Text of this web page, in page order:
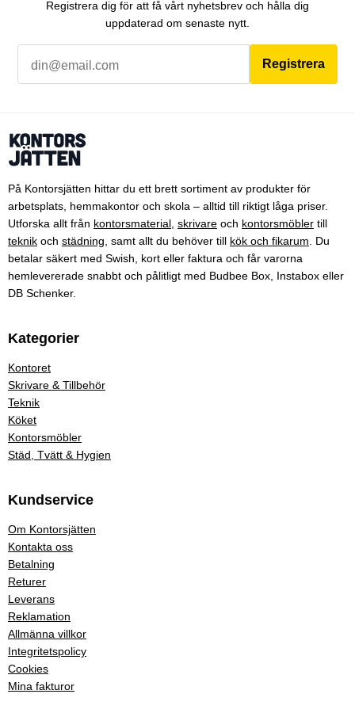
Registrera dig för att få vårt nyhetsbrev och hålla dig
uppdaterad om senaste nytt.
Registrera
På Kontorsjätten hittar du ett brett sortiment av produkter för
arbetsplats, hemmakontor och skola – alltid till riktigt låga priser.
Utforska allt från kontorsmaterial skrivare och kontorsmöbler till
teknik och städning , samt allt du behöver till kök och fikarum . Du
betalar säkert med Swish, kort eller faktura och får varorna
hemlevererade snabbt och pålitligt med Budbee Box, Instabox eller
DB Schenker.
Kategorier
Kontoret
Skrivare & Tillbehör
Teknik
Köket
Kontorsmöbler
Städ, Tvätt & Hygien
Kundservice
Om Kontorsjätten
Kontakta oss
Betalning
Returer
Leverans
Reklamation
Allmänna villkor
Integritetspolicy
Cookies
Mina fakturor